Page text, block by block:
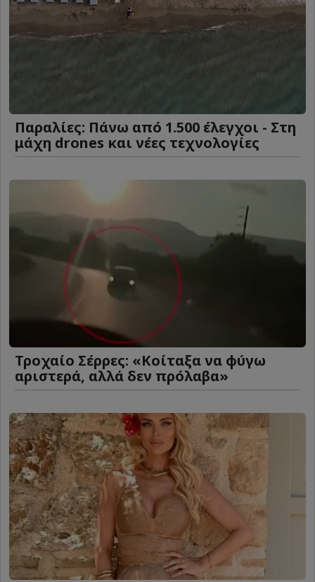
Παραλίες: Πάνω από 1.500 έλεγχοι - Στη
μάχη drones και νέες τεχνολογίες
Τροχαίο Σέρρες: «Κοίταξα να φύγω
αριστερά, αλλά δεν πρόλαβα»